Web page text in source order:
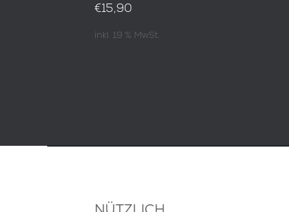
€15,90
inkl. 19 % MwSt.